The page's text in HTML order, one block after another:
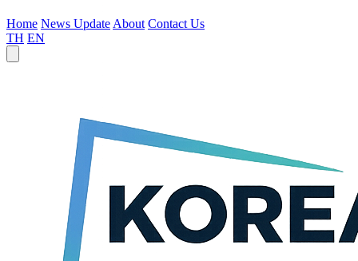
Home News Update About Contact Us
TH EN